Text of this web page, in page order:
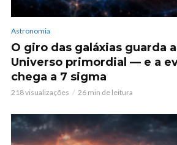
Astronomia
O giro das galáxias guarda
Universo primordial — e a
chega a 7 sigma
218 visualizações 26 min de leitura